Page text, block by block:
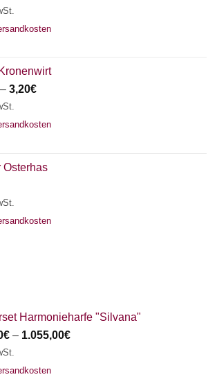
– 3,20€
Osterhas
Harmonieharfe "Silvana"
€ – 1.055,00€